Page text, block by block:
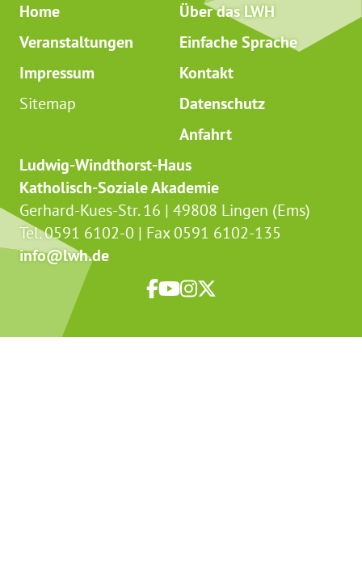
Home
Veranstaltungen
Impressum
Sitemap
Über das LWH
Einfache Sprache
Kontakt
Datenschutz
Anfahrt
Ludwig-Windthorst-Haus
Katholisch-Soziale Akademie
Gerhard-Kues-Str. 16 | 49808 Lingen (Ems)
Tel. 0591 6102-0 | Fax 0591 6102-135
info@lwh.de